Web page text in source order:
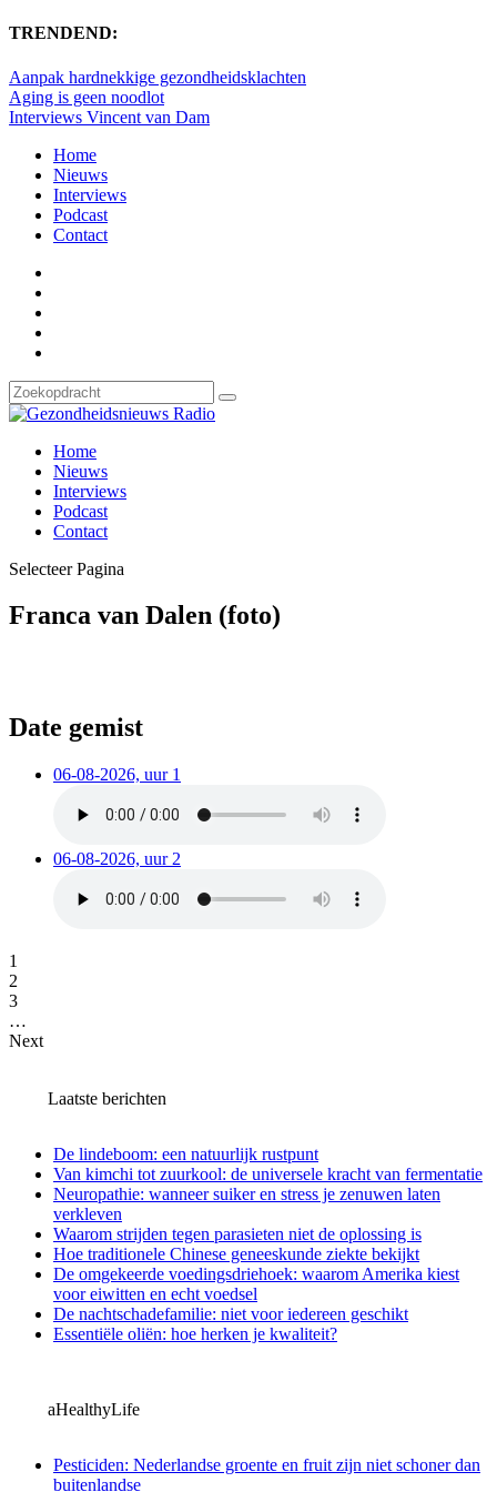
TRENDEND:
Aanpak hardnekkige gezondheidsklachten
Aging is geen noodlot
Interviews Vincent van Dam
Home
Nieuws
Interviews
Podcast
Contact
Home
Nieuws
Interviews
Podcast
Contact
Selecteer Pagina
Franca van Dalen (foto)
Date gemist
06-08-2026, uur 1
06-08-2026, uur 2
1
2
3
…
Next
Laatste berichten
De lindeboom: een natuurlijk rustpunt
Van kimchi tot zuurkool: de universele kracht van fermentatie
Neuropathie: wanneer suiker en stress je zenuwen laten
verkleven
Waarom strijden tegen parasieten niet de oplossing is
Hoe traditionele Chinese geneeskunde ziekte bekijkt
De omgekeerde voedingsdriehoek: waarom Amerika kiest
voor eiwitten en echt voedsel
De nachtschadefamilie: niet voor iedereen geschikt
Essentiële oliën: hoe herken je kwaliteit?
aHealthyLife
Pesticiden: Nederlandse groente en fruit zijn niet schoner dan
buitenlandse